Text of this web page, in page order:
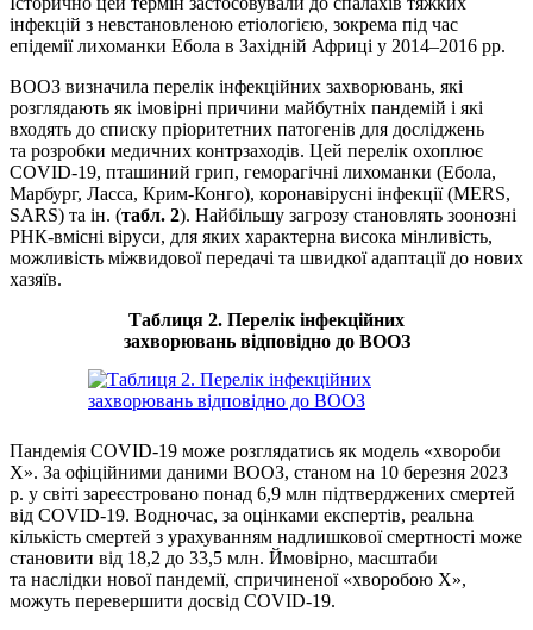
інфекцій з невстановленою етіологією, зокрема під час
епідемії лихоманки Ебола в Західній Африці у 2014–2016 рр.
ВООЗ визначила перелік інфекційних захворювань, які
розглядають як імовірні причини майбутніх пандемій і які
входять до списку пріоритетних патогенів для дослі­джень
та розробки медичних контрзаходів. Цей перелік охоплює
COVID-19, пташиний грип, геморагічні лихоманки (Ебола,
Марбург, Ласса, Крим-Конго), коронавірусні інфекції (MERS,
SARS) та ін. (табл. 2). Найбільшу загрозу становлять зоонозні
РНК-вмісні віруси, для яких характерна висока мінливість,
можливість міжвидової передачі та швидкої адаптації до нових
хазяїв.
Таблиця 2. Перелік інфекційних
захворювань відповідно до ВООЗ
Пандемія COVID-19 може розглядатись як модель «хвороби
X». За офіційними даними ВООЗ, станом на 10 березня 2023
р. у світі зареєстровано понад 6,9 млн підтвер­джених смертей
від COVID-19. Водночас, за оцінками експертів, реальна
кількість смертей з урахуванням надлишкової смертності може
становити від 18,2 до 33,5 млн. Ймовірно, масштаби
та наслідки нової пандемії, спричиненої «хворобою X»,
можуть перевершити досвід COVID-19.